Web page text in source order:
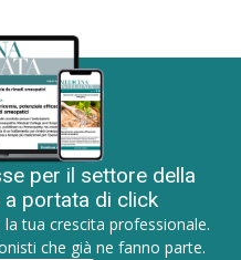
per il settore della
portata di click
tua crescita professionale.
che già ne fanno parte.